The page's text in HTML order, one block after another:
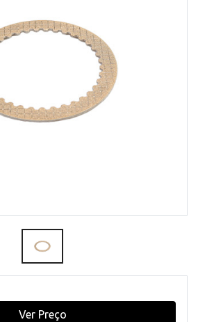
Ver Preço